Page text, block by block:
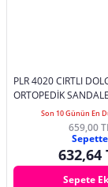
PLR 4020 CIRTLI
ORTOPEDİK
Son 10 Günün En
659,00
Sepette
632,64
Sepete